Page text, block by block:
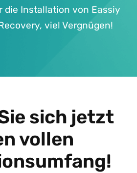
die Installation von Eassiy
viel Vergnügen!
sich jetzt
vollen